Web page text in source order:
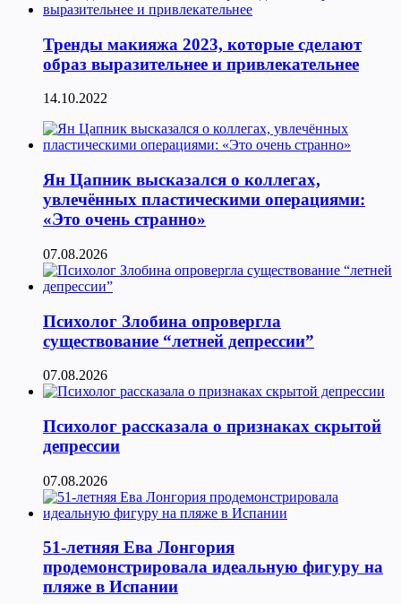
Тренды макияжа 2023, которые сделают
образ выразительнее и привлекательнее
14.10.2022
Ян Цапник высказался о коллегах,
увлечённых пластическими операциями:
«Это очень странно»
07.08.2026
Психолог Злобина опровергла
существование “летней депрессии”
07.08.2026
Психолог рассказала о признаках скрытой
депрессии
07.08.2026
51-летняя Ева Лонгория
продемонстрировала идеальную фигуру на
пляже в Испании